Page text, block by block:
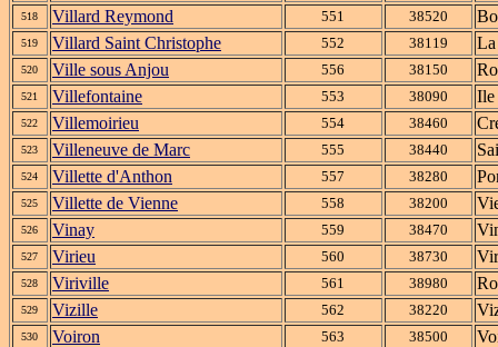
518 Villard Reymond 551 38520
519 Villard Saint Christophe 552 38119
520 Ville sous Anjou 556 38150
521 Villefontaine 553 38090 Ile
522 Villemoirieu 554 38460
523 Villeneuve de Marc 555 38440
524 Villette d'Anthon 557 38280
525 Villette de Vienne 558 38200
526 Vinay 559 38470
527 Virieu 560 38730
528 Viriville 561 38980
529 Vizille 562 38220
530 Voiron 563 38500